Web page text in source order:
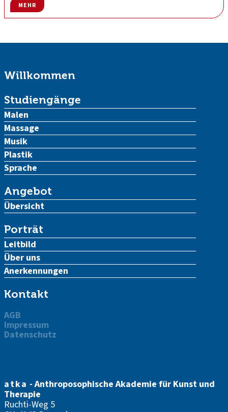
MEHR
Willkommen
Studiengänge
Malen
Massage
Musik
Plastik
Sprache
Angebot
Übersicht
Porträt
Leitbild
Über uns
Anerkennungen
Kontakt
AGB
Impressum
Datenschutz
atka - Anthroposophische Akademie für Kunst und
Therapie
Ruchti-Weg 5